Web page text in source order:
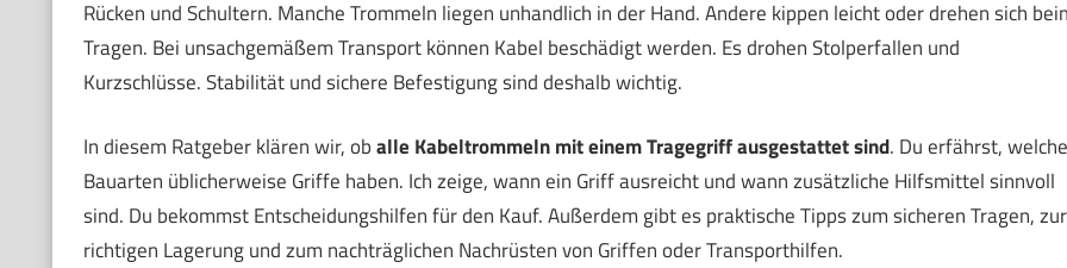
Rücken und Schultern. Manche Trommeln liegen unhandlich in der Hand. Andere kippen leicht oder drehen sich
Tragen. Bei unsachgemäßem Transport können Kabel beschädigt werden. Es drohen Stolperfallen und
Kurzschlüsse. Stabilität und sichere Befestigung sind deshalb wichtig.
In diesem Ratgeber klären wir, oballe Kabeltrommeln mit einem Tragegriff ausgestattet sind. Du erfährst, welche
Bauarten üblicherweise Griffe haben. Ich zeige, wann ein Griff ausreicht und wann zusätzliche Hilfsmittel sinnvoll
sind. Du bekommst Entscheidungshilfen für den Kauf. Außerdem gibt es praktische Tipps zum sicheren Tragen, zur
richtigen Lagerung und zum nachträglichen Nachrüsten von Griffen oder Transporthilfen.